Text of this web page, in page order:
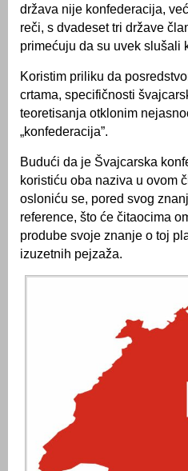
država nije konfederacija,
reči, s dvadeset tri države
primećuju da su uvek slušali
Koristim priliku da
crtama, specifičnosti
teoretisanja otklonim
„konfederacija”.
Budući da je Švajcarska
koristiću oba naziva u ovom
osloniću se, pored svog
reference, što će čitaocima
prodube svoje znanje o toj
izuzetnih pejzaža.